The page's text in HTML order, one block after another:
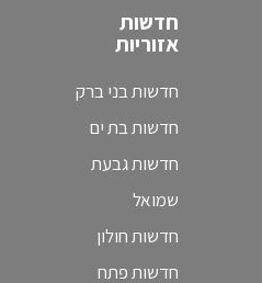
חדשות
אזוריות
חדשות בני ברק
חדשות בת ים
חדשות גבעת
שמואל
חדשות חולון
חדשות פתח